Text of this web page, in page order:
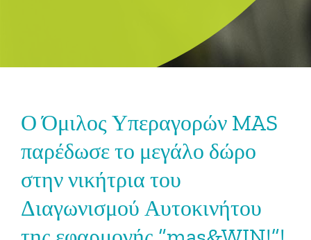
Ο Όμιλος Υπεραγορών MAS
παρέδωσε το μεγάλο δώρο
στην νικήτρια του
Διαγωνισμού Αυτοκινήτου